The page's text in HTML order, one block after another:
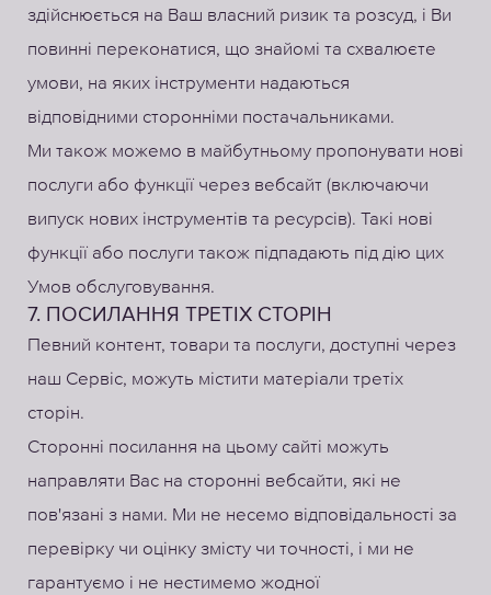
здійснюється на Ваш власний ризик та розсуд, і Ви
повинні переконатися, що знайомі та схвалюєте
умови, на яких інструменти надаються
відповідними сторонніми постачальниками.
Ми також можемо в майбутньому пропонувати нові
послуги або функції через вебсайт (включаючи
випуск нових інструментів та ресурсів). Такі нові
функції або послуги також підпадають під дію цих
Умов обслуговування.
7. ПОСИЛАННЯ ТРЕТІХ СТОРІН
Певний контент, товари та послуги, доступні через
наш Сервіс, можуть містити матеріали третіх
сторін.
Сторонні посилання на цьому сайті можуть
направляти Вас на сторонні вебсайти, які не
пов'язані з нами. Ми не несемо відповідальності за
перевірку чи оцінку змісту чи точності, і ми не
гарантуємо і не нестимемо жодної